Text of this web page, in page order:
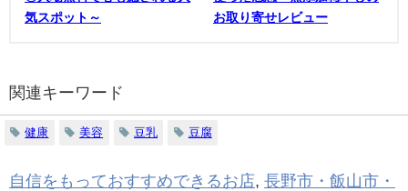
気スポット～
お取り寄せレビュー
関連キーワード
健康 美容 豆乳 豆腐
自信をもっておすすめできるお店, 長野市・飯山市・